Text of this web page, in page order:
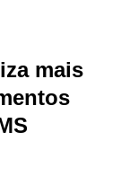
mais